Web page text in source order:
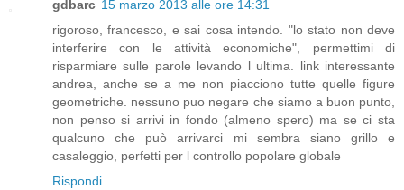
gdbarc 15 marzo 2013 alle ore 14:31
rigoroso, francesco, e sai cosa intendo. "lo stato non deve
interferire con le attività economiche", permettimi di
risparmiare sulle parole levando l ultima. link interessante
andrea, anche se a me non piacciono tutte quelle figure
geometriche. nessuno puo negare che siamo a buon punto,
non penso si arrivi in fondo (almeno spero) ma se ci sta
qualcuno che può arrivarci mi sembra siano grillo e
casaleggio, perfetti per l controllo popolare globale
Rispondi